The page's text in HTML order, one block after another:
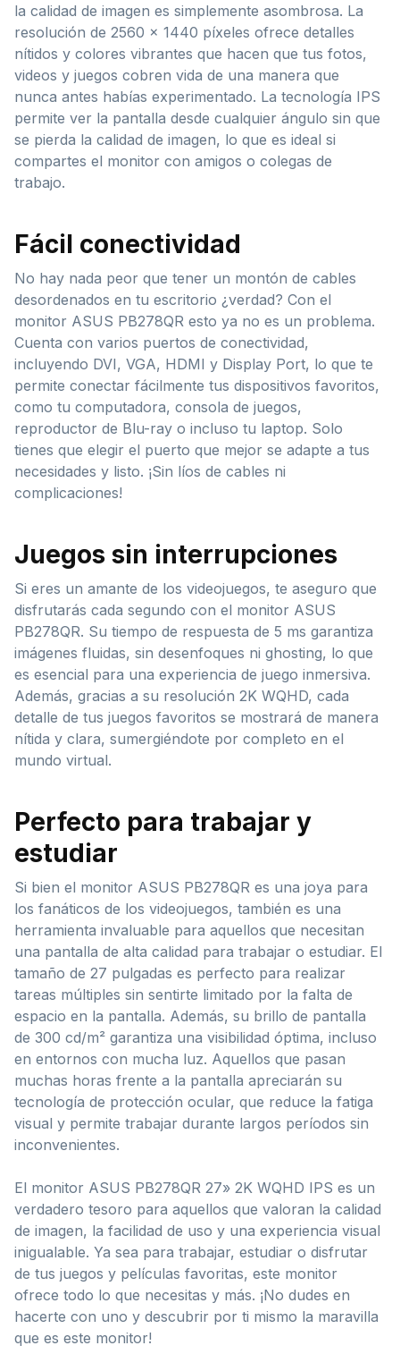
la calidad de imagen es simplemente asombrosa. La
resolución de 2560 x 1440 píxeles ofrece detalles
nítidos y colores vibrantes que hacen que tus fotos,
videos y juegos cobren vida de una manera que
nunca antes habías experimentado. La tecnología IPS
permite ver la pantalla desde cualquier ángulo sin que
se pierda la calidad de imagen, lo que es ideal si
compartes el monitor con amigos o colegas de
trabajo.
Fácil conectividad
No hay nada peor que tener un montón de cables
desordenados en tu escritorio ¿verdad? Con el
monitor ASUS PB278QR esto ya no es un problema.
Cuenta con varios puertos de conectividad,
incluyendo DVI, VGA, HDMI y Display Port, lo que te
permite conectar fácilmente tus dispositivos favoritos,
como tu computadora, consola de juegos,
reproductor de Blu-ray o incluso tu laptop. Solo
tienes que elegir el puerto que mejor se adapte a tus
necesidades y listo. ¡Sin líos de cables ni
complicaciones!
Juegos sin interrupciones
Si eres un amante de los videojuegos, te aseguro que
disfrutarás cada segundo con el monitor ASUS
PB278QR. Su tiempo de respuesta de 5 ms garantiza
imágenes fluidas, sin desenfoques ni ghosting, lo que
es esencial para una experiencia de juego inmersiva.
Además, gracias a su resolución 2K WQHD, cada
detalle de tus juegos favoritos se mostrará de manera
nítida y clara, sumergiéndote por completo en el
mundo virtual.
Perfecto para trabajar y
estudiar
Si bien el monitor ASUS PB278QR es una joya para
los fanáticos de los videojuegos, también es una
herramienta invaluable para aquellos que necesitan
una pantalla de alta calidad para trabajar o estudiar. El
tamaño de 27 pulgadas es perfecto para realizar
tareas múltiples sin sentirte limitado por la falta de
espacio en la pantalla. Además, su brillo de pantalla
de 300 cd/m² garantiza una visibilidad óptima, incluso
en entornos con mucha luz. Aquellos que pasan
muchas horas frente a la pantalla apreciarán su
tecnología de protección ocular, que reduce la fatiga
visual y permite trabajar durante largos períodos sin
inconvenientes.
El monitor ASUS PB278QR 27» 2K WQHD IPS es un
verdadero tesoro para aquellos que valoran la calidad
de imagen, la facilidad de uso y una experiencia visual
inigualable. Ya sea para trabajar, estudiar o disfrutar
de tus juegos y películas favoritas, este monitor
ofrece todo lo que necesitas y más. ¡No dudes en
hacerte con uno y descubrir por ti mismo la maravilla
que es este monitor!